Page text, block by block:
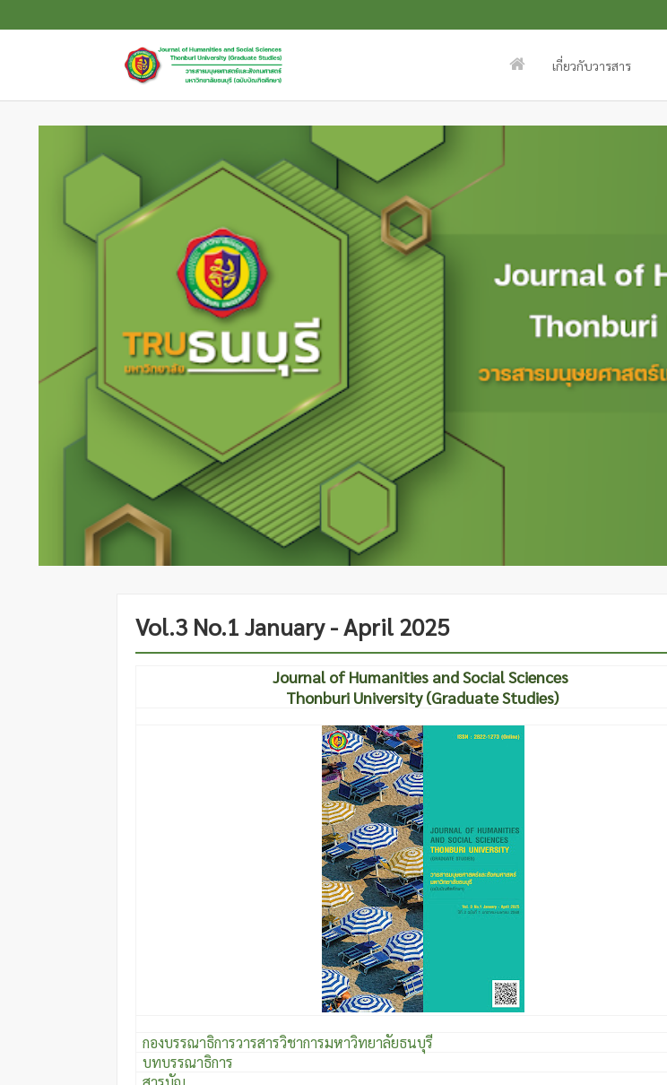
เกี่ยวกับวารสาร
Vol.3 No.1 January - April 2025
Journal of Humanities and Social Sciences
Thonburi University(Graduate Studies)
กองบรรณาธิการวารสารวิชาการมหาวิทยาลัยธนบุรี
บทบรรณาธิการ